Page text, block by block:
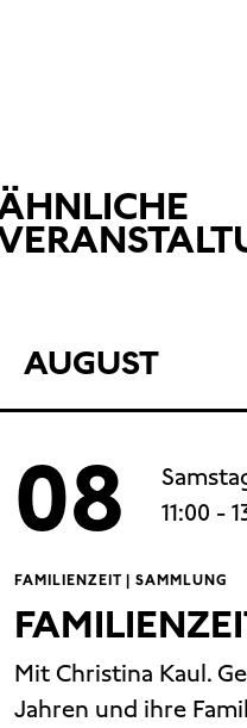
AUGUST
08
11:00 -
FAMILIENZEIT | SAMMLUNG
Mit Christina Kaul.
Jahren und ihre